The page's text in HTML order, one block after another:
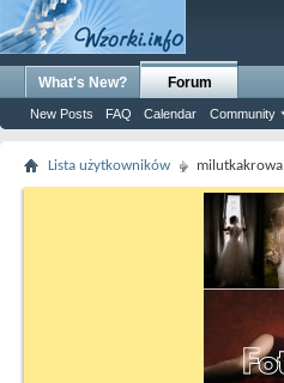
What's New? Forum
New Posts FAQ Calendar Community
Lista użytkowników milutkakrowa